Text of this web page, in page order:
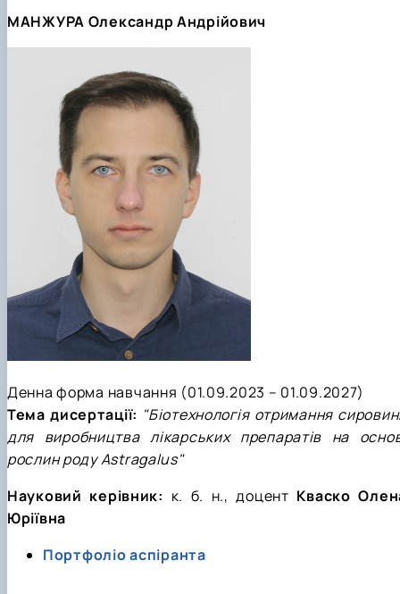
МАНЖУРА Олександр Андрійович
Денна форма навчання (01.09.2023 – 01.09.2027)
Тема дисертації: "Біотехнологія отримання
для виробництва лікарських препаратів на
рослин роду Astragalus"
Науковий керівник: к. б. н., доцент Кваско
Юріївна
Портфоліо аспіранта